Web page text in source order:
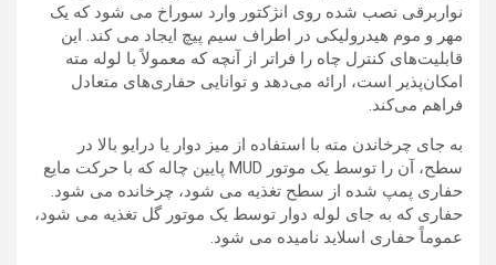
نواربرقی نصب شده روی انژکتور وارد سوراخ می شود که یک
مهر و موم هیدرولیکی در اطراف سیم پیچ ایجاد می کند. این
قابلیت‌های کنترل چاه را فراتر از آنچه که معمولاً با لوله مته
امکان‌پذیر است، ارائه می‌دهد و توانایی حفاری‌های متعادل
فراهم می‌کند.
به جای چرخاندن مته با استفاده از میز دوار یا درایو بالا در
سطح، آن را توسط یک موتور MUD پایین چاله که با حرکت مایع
حفاری پمپ شده از سطح تغذیه می شود، چرخانده می شود.
حفاری که به جای لوله دوار توسط یک موتور گل تغذیه می شود،
عموماً حفاری اسلاید نامیده می شود.